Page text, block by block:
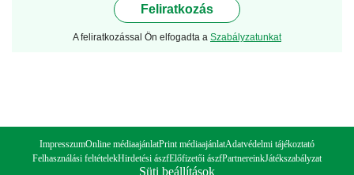
Feliratkozás
A feliratkozással Ön elfogadta a Szabályzatunkat
ImpresszumOnline médiaajánlatPrint médiaajánlatAdatvédelmi tájékoztató
Felhasználási feltételekHirdetési ászfElőfizetői ászfPartnereinkJátékszabályzat
Süti beállítások